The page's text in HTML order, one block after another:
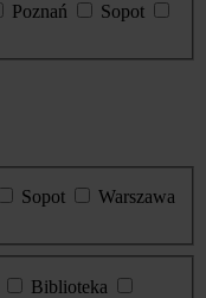
Poznań
Sopot
Sopot
Warszawa
Biblioteka